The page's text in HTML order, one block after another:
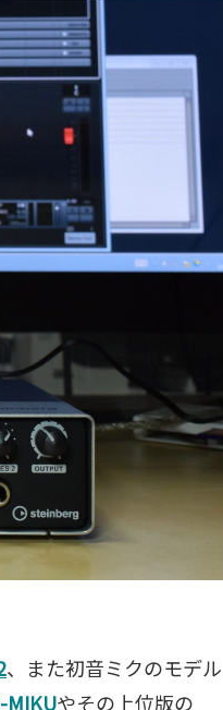
、また初音ミクのモデル
MIKUやその上位版の